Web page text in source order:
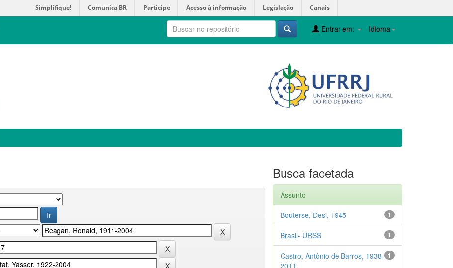
Simplifique! Comunica BR Participe Acesso à informação Legislação Canais
Idioma
Entrar em:
Busca facetada
Assunto
1
Bouterse, Desi, 1945
1
Brasil- URSS
1
Castro, Antônio de Barros, 1938-
2011